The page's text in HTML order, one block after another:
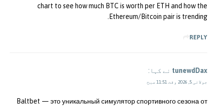
chart to see how much BTC is worth per ETH and how the
Ethereum/Bitcoin pair is trending.
REPLY
tunewdDax نے کہا:
جولائی 5, 2026 وقت 11:51 صبح
Baltbet — это уникальный симулятор спортивного сезона от